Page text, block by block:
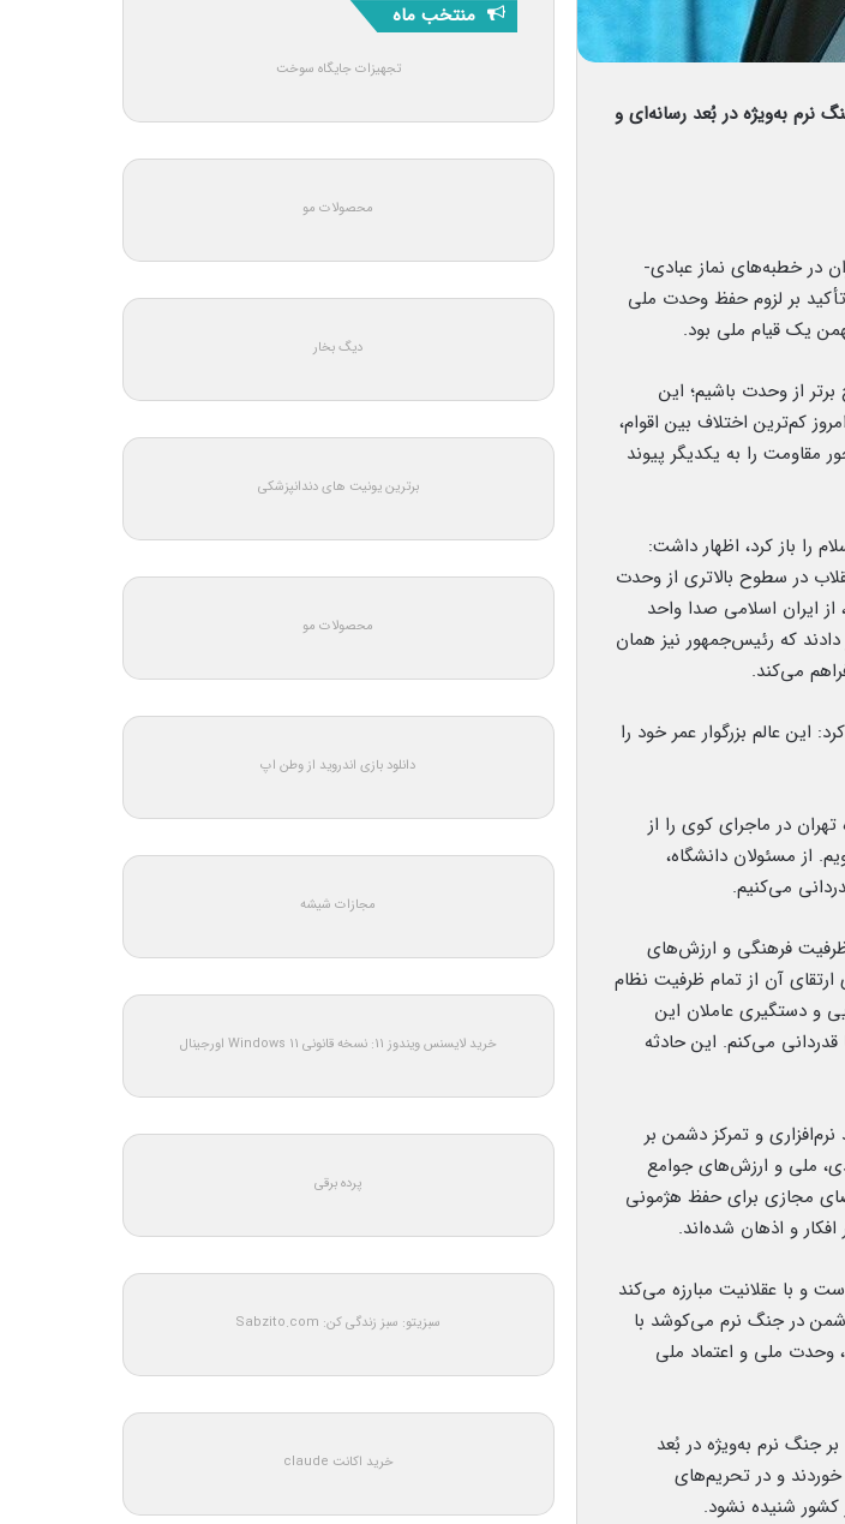
نرم به‌ویژه در بُعد رسانه‌ای و
در خطبه‌های نماز عبادی-
بر لزوم حفظ وحدت ملی
از وحدت باشیم؛ این
کم‌ترین اختلاف بین اقوام،
را به یکدیگر پیوند
را باز کرد، اظهار داشت:
در سطوح بالاتری از وحدت
از ایران اسلامی صدا واحد
قیام عزت‌بخش ۲۲ بهمن شعارهایی سر دادند که رئیس‌جمهور نیز همان
می‌کند.
عالم بزرگوار عمر خود را
در ماجرای کوی را از
از مسئولان دانشگاه،
می‌کنیم.
ظرفیت فرهنگی و ارزش‌های
آن از تمام ظرفیت نظام
و دستگیری عاملان این
قدردانی می‌کنم. این حادثه
و تمرکز دشمن بر
ملی و ارزش‌های جوامع
مجازی برای حفظ هژمونی
و اذهان شده‌اند.
و با عقلانیت مبارزه می‌کند
در جنگ نرم می‌کوشد با
وحدت ملی و اعتماد ملی
جنگ نرم به‌ویژه در بُعد
و در تحریم‌های
کشور شنیده نشود.
منتخب ماه
تجهیزات جایگاه سوخت
محصولات مو
دیگ بخار
برترین یونیت های دندانپزشکی
محصولات مو
دانلود بازی اندروید از وطن اپ
مجازات شیشه
خرید لایسنس ویندوز 11: نسخه قانونی Windows 11 اورجینال
پرده برقی
سبزیتو: سبز زندگی کن: Sabzito.com
خرید اکانت claude